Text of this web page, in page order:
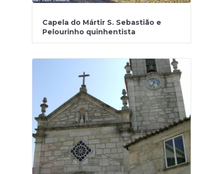
Capela do Mártir S. Sebastião e
Pelourinho quinhentista